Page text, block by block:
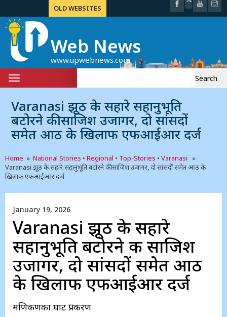
OLD WEBSITES
Web News
www.upwebnews.com
Toggle
navigation
Varanasi झूठ के सहारे सहानुभूति
बटोरने की साजिश उजागर, दो सांसदों
समेत आठ के खिलाफ एफआईआर दर्ज
Home » National Stories • Regional • Top-Stories • Varanasi »
Varanasi झूठ के सहारे सहानुभूति बटोरने की साजिश उजागर, दो सांसदों समेत आठ के
खिलाफ एफआईआर दर्ज
January 19, 2026
Varanasi झूठ के सहारे
सहानुभूति बटोरने की साजिश
उजागर, दो सांसदों समेत आठ
के खिलाफ एफआईआर दर्ज
मणिकर्णिका घाट प्रकरण